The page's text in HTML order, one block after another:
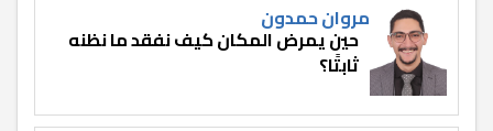
مروان حمدون
حين يمرض المكان كيف نفقد ما نظنه
ثابتًا؟